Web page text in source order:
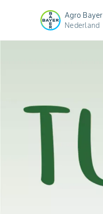
Agro Bayer
Nederland